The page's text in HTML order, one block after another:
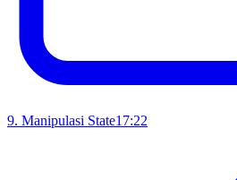
9. Manipulasi State17:22